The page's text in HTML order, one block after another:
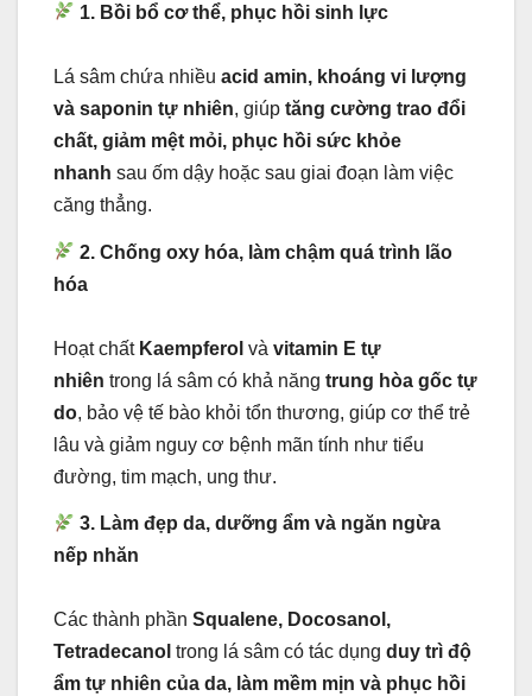
1. Bồi bổ cơ thể, phục hồi sinh lực
Lá sâm chứa nhiều acid amin, khoáng vi lượng
và saponin tự nhiên, giúp tăng cường trao đổi
chất, giảm mệt mỏi, phục hồi sức khỏe
nhanh sau ốm dậy hoặc sau giai đoạn làm việc
căng thẳng.
2. Chống oxy hóa, làm chậm quá trình lão
hóa
Hoạt chất Kaempferol và vitamin E tự
nhiên trong lá sâm có khả năng trung hòa gốc tự
do, bảo vệ tế bào khỏi tổn thương, giúp cơ thể trẻ
lâu và giảm nguy cơ bệnh mãn tính như tiểu
đường, tim mạch, ung thư.
3. Làm đẹp da, dưỡng ẩm và ngăn ngừa
nếp nhăn
Các thành phần Squalene, Docosanol,
Tetradecanol trong lá sâm có tác dụng duy trì độ
ẩm tự nhiên của da, làm mềm mịn và phục hồi